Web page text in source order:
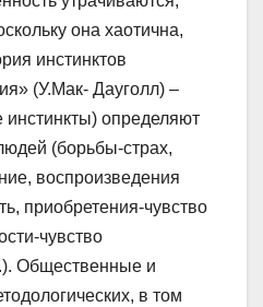
она хаотична,
инстинктов
(У.Мак- Дауголл) –
определяют
(борьбы-страх,
воспроизведения
приобретения-чувство
чувство
Общественные и
в том